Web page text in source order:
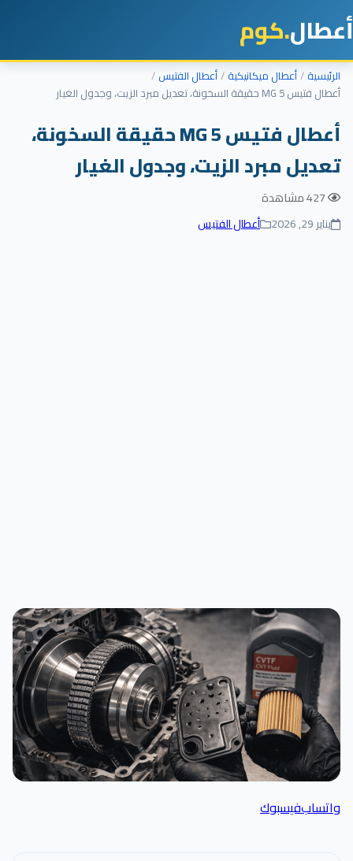
أعطال.كوم
الرئيسية أعطال ميكانيكية أعطال الفتيس
أعطال فتيس MG 5 حقيقة السخونة، تعديل مبرد الزيت، وجدول الغيار
أعطال فتيس MG 5 حقيقة السخونة،
تعديل مبرد الزيت، وجدول الغيار
يناير 29, 2026 أعطال الفتيس
واتسابفيسبوك